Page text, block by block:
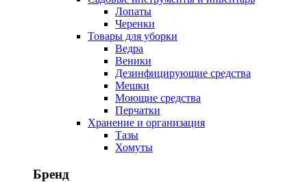
Лопаты
Черенки
Товары для уборки
Ведра
Веники
Дезинфицирующие средства
Мешки
Моющие средства
Перчатки
Хранение и организация
Тазы
Хомуты
Бренд